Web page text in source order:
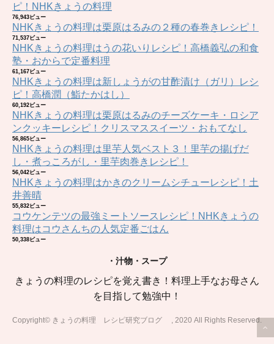
ピ！NHKきょうの料理
76,943ビュー
NHKきょうの料理は栗原はるみの２種の春巻きレシピ！
71,537ビュー
NHKきょうの料理はうの花いりレシピ！高橋義弘の和食
塾・おからで定番料理
61,167ビュー
NHKきょうの料理は新しょうがの甘酢漬け（ガリ）レシ
ピ！高橋潤（鮨たかはし）
60,192ビュー
NHKきょうの料理は栗原はるみのチーズケーキ・ロシア
ンクッキーレシピ！クリスマススイーツ・おもてなし
56,865ビュー
NHKきょうの料理は里芋人気ベスト３！里芋の揚げだ
し・煮っころがし・里芋肉巻きレシピ！
56,042ビュー
NHKきょうの料理はかきのクリームシチューレシピ！土
井善晴
55,832ビュー
コウケンテツの最強ミートソースレシピ！NHKきょうの
料理はコウさんちの人気定番ごはん
50,338ビュー
・汁物・スープ
きょうの料理のレシピを覚え書き！料理上手なお母さん
を目指して勉強中！
Copyright© きょうの料理 レシピ研究ブログ , 2020 All Rights Reserved.